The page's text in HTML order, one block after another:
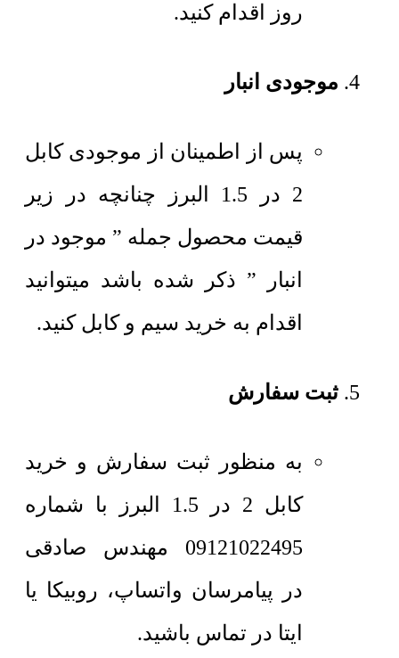
روز اقدام کنید.
موجودی انبار
پس از اطمینان از موجودی کابل
2 در 1.5 البرز چنانچه در زیر
قیمت محصول جمله ” موجود در
انبار ” ذکر شده باشد میتوانید
اقدام به خرید سیم و کابل کنید.
ثبت سفارش
به منظور ثبت سفارش و خرید
کابل 2 در 1.5 البرز با شماره
09121022495 مهندس صادقی
در پیامرسان واتساپ، روبیکا یا
ایتا در تماس باشید.